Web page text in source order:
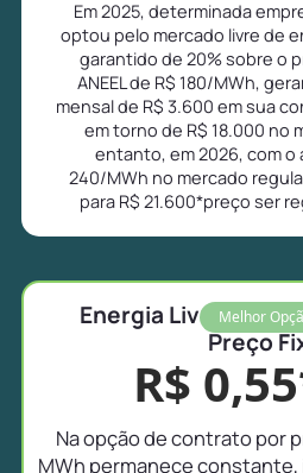
Em 2025, determinada
optou pelo mercado livre de
garantido de 20% sobre o
ANEEL de R$ 180/MWh,
mensal de R$ 3.600 em sua
em torno de R$ 18.000 no
entanto, em 2026, com o
240/MWh no mercado
para R$ 21.600*preço ser
Melhor
Energia Livre em
Preço
R$
Na opção de contrato por
MWh permanece